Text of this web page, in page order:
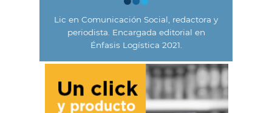
Lic en Comunicación Social, redactora y
periodista. Encargada editorial en
Énfasis Logística 2021.